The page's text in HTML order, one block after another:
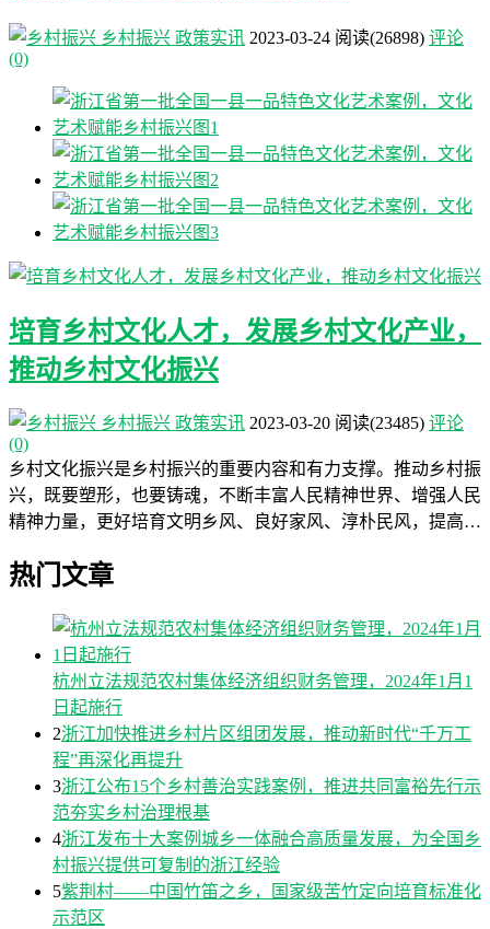
乡村振兴 政策实讯 2023-03-24 阅读(26898) 评论
(0)
培育乡村文化人才，发展乡村文化产业，
推动乡村文化振兴
乡村振兴 政策实讯 2023-03-20 阅读(23485) 评论
(0)
乡村文化振兴是乡村振兴的重要内容和有力支撑。推动乡村振
兴，既要塑形，也要铸魂，不断丰富人民精神世界、增强人民
精神力量，更好培育文明乡风、良好家风、淳朴民风，提高…
热门文章
杭州立法规范农村集体经济组织财务管理，2024年1月1
日起施行
2浙江加快推进乡村片区组团发展，推动新时代“千万工
程”再深化再提升
3浙江公布15个乡村善治实践案例，推进共同富裕先行示
范夯实乡村治理根基
4浙江发布十大案例城乡一体融合高质量发展，为全国乡
村振兴提供可复制的浙江经验
5紫荆村——中国竹笛之乡，国家级苦竹定向培育标准化
示范区